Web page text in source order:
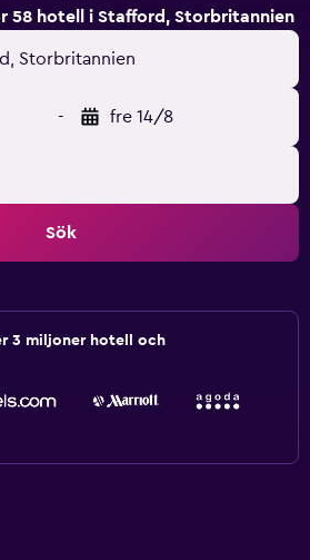
58 hotell i Stafford, Storbritannien
Storbritannien
- fre 14/8
Sök
3 miljoner hotell och